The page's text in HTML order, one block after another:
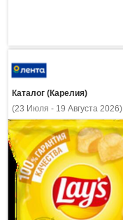
Каталог (Карелия)
(23 Июля - 19 Августа 2026)